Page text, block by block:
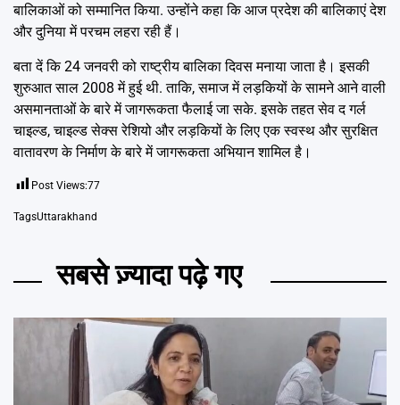
बालिकाओं को सम्मानित किया. उन्होंने कहा कि आज प्रदेश की बालिकाएं देश
और दुनिया में परचम लहरा रही हैं।
बता दें कि 24 जनवरी को राष्ट्रीय बालिका दिवस मनाया जाता है। इसकी
शुरुआत साल 2008 में हुई थी. ताकि, समाज में लड़कियों के सामने आने वाली
असमानताओं के बारे में जागरूकता फैलाई जा सके. इसके तहत सेव द गर्ल
चाइल्ड, चाइल्ड सेक्स रेशियो और लड़कियों के लिए एक स्वस्थ और सुरक्षित
वातावरण के निर्माण के बारे में जागरूकता अभियान शामिल है।
Post Views:77
TagsUttarakhand
सबसे ज़्यादा पढ़े गए